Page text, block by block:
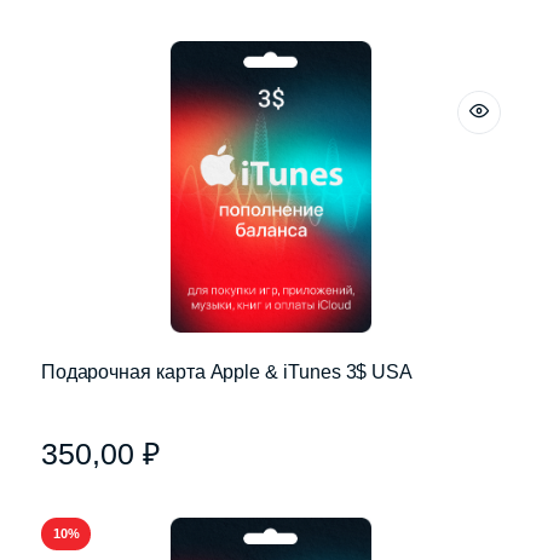
Подарочная карта Apple & iTunes 3$ USA
350,00 ₽
10%